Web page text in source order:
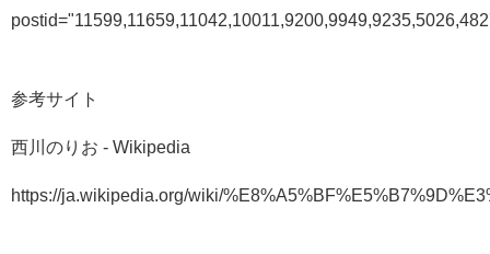
参考サイト
西川のりお - Wikipedia
https://ja.wikipedia.org/wiki/